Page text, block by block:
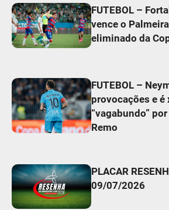
FUTEBOL –
vence o
eliminado da
FUTEBOL –
provocações e é
“vagabundo”
Remo
PLACAR
09/07/2026